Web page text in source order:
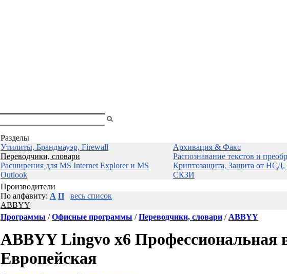
Разделы
Утилиты, Брандмауэр, Firewall
Архивация & Факс
Переводчики, словари
Распознавание текстов и
Расширения для MS Internet Explorer и MS
Outlook
Криптозащита, Защита от
СКЗИ
Производители
По алфавиту: A П
весь список
ABBYY
Программы /Офисные программы /Переводчики, словари / ABBYY
ABBYY Lingvo x6 Профессиональная
Европейская